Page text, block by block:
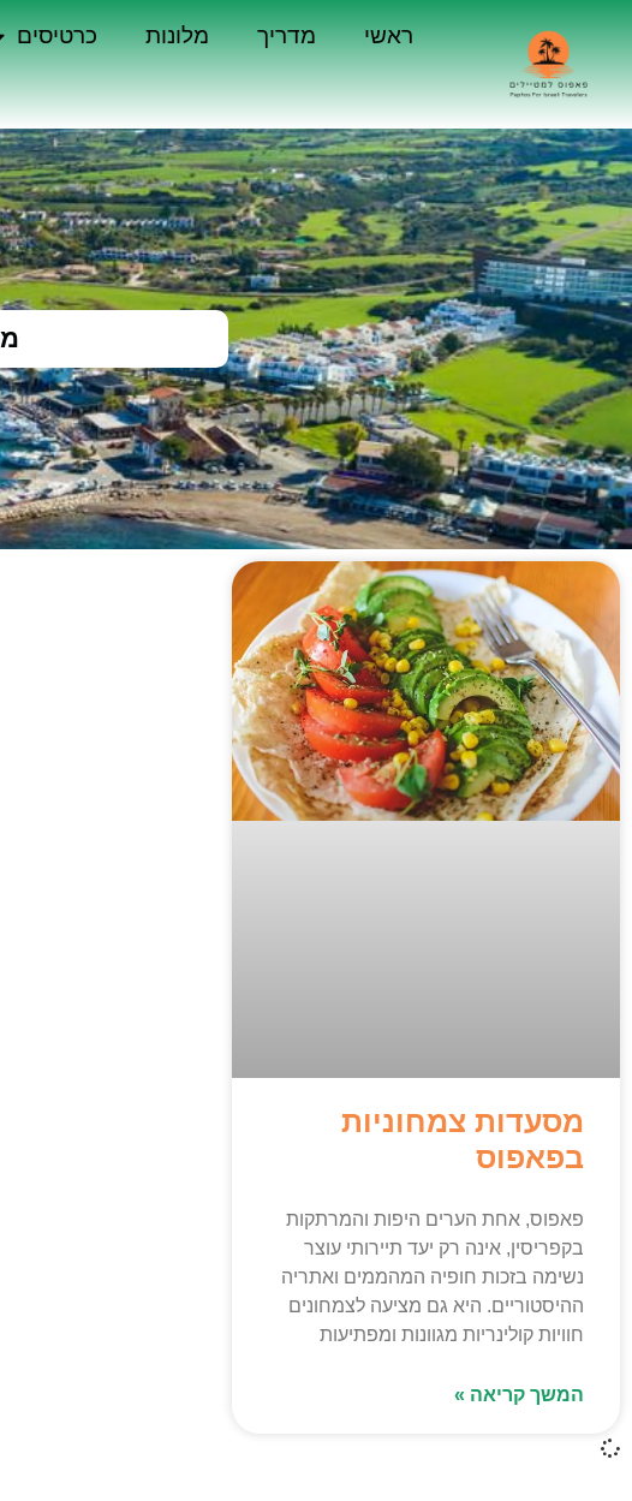
ראשי מדריך מלונות כרטיסים
מסעדות צמחוניות
בפאפוס
פאפוס, אחת הערים היפות והמרתקות
בקפריסין, אינה רק יעד תיירותי עוצר
נשימה בזכות חופיה המהממים ואתריה
ההיסטוריים. היא גם מציעה לצמחונים
חוויות קולינריות מגוונות ומפתיעות
המשך קריאה »